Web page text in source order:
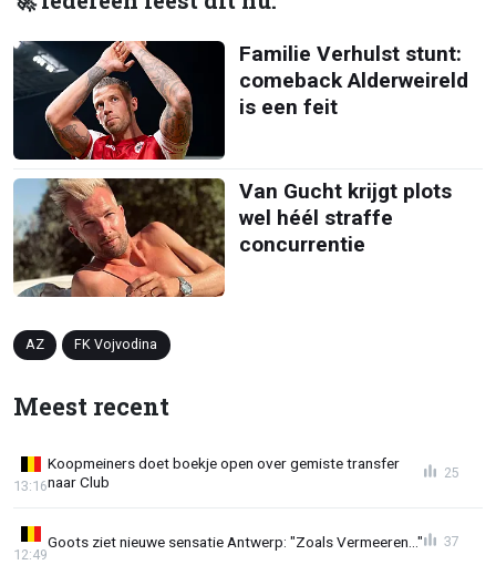
Familie Verhulst stunt:
comeback Alderweireld
is een feit
Van Gucht krijgt plots
wel héél straffe
concurrentie
AZ FK Vojvodina
Meest recent
Koopmeiners doet boekje open over gemiste transfer
naar Club
13:16
25
Goots ziet nieuwe sensatie Antwerp: "Zoals Vermeeren..."
12:49
37